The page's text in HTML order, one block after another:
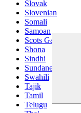
Slovak
Slovenian
Somali
Samoan
Scots Gaelic
Shona
Sindhi
Sundanese
Swahili
Tajik
Tamil
Telugu